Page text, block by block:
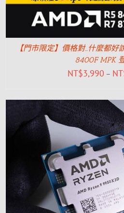
【門市限定】價格對…什麼都
8400F MPK
NT$3,990 –